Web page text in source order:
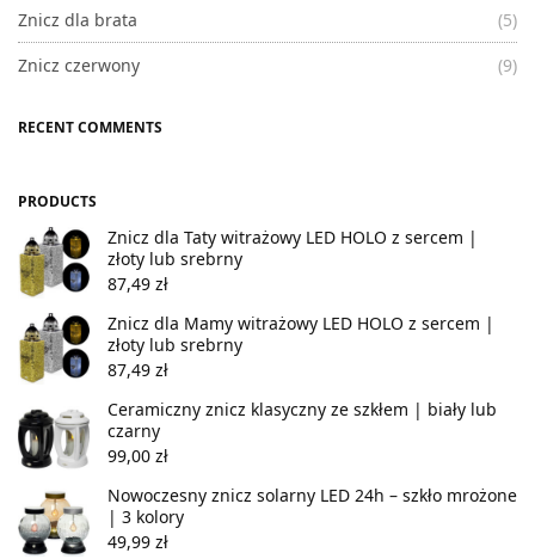
Znicz dla brata
(5)
Znicz czerwony
(9)
RECENT COMMENTS
PRODUCTS
Znicz dla Taty witrażowy LED HOLO z sercem |
złoty lub srebrny
87,49 zł
Znicz dla Mamy witrażowy LED HOLO z sercem |
złoty lub srebrny
87,49 zł
Ceramiczny znicz klasyczny ze szkłem | biały lub
czarny
99,00 zł
Nowoczesny znicz solarny LED 24h – szkło mrożone
| 3 kolory
49,99 zł